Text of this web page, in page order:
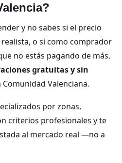
y no sabes si el precio
o si como comprador
no estás pagando de más,
gratuitas y sin
Valenciana.
por zonas,
criterios profesionales y te
al mercado real —no a